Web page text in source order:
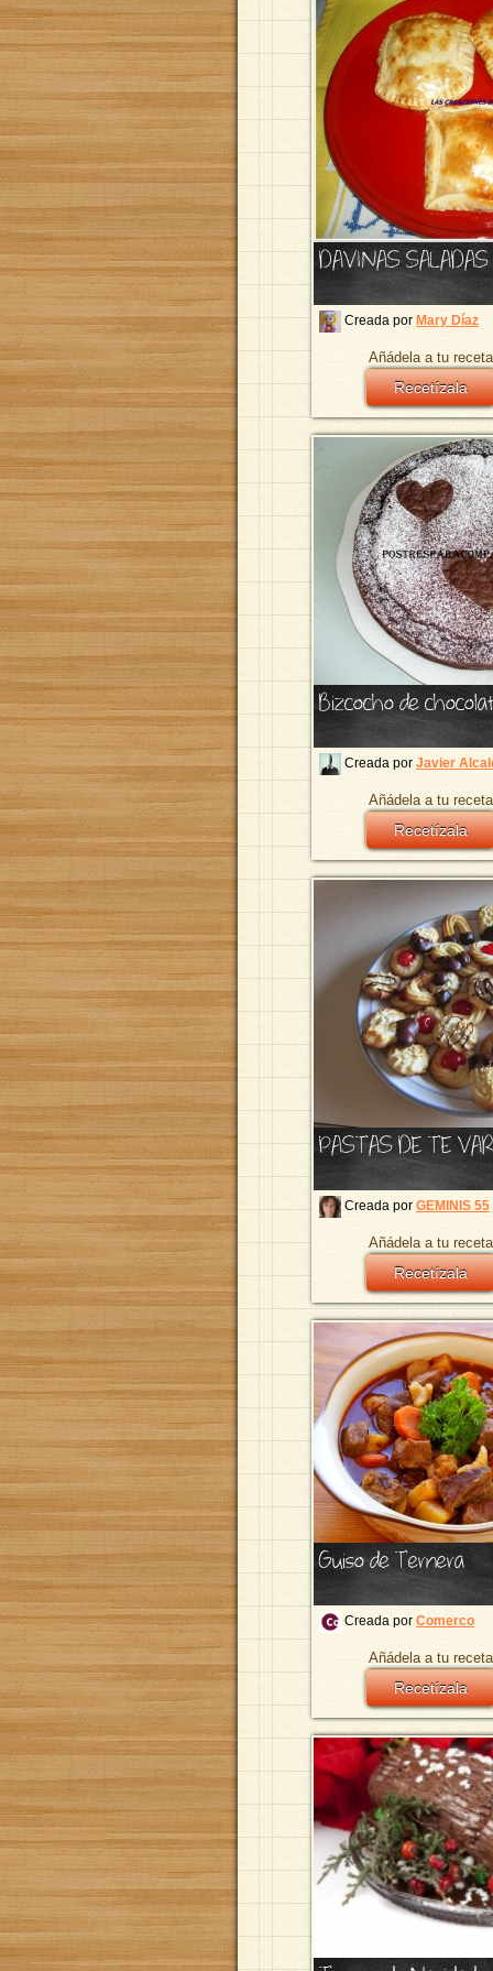
DAVINAS SALADAS
Creada por Mary Díaz
Añádela a tu
Recetízala
Bizcocho de
Creada por Javier
Añádela a tu
Recetízala
PASTAS DE TE
Creada por GEMINIS 55
Añádela a tu
Recetízala
Guiso de Ternera
Creada por Comerco
Añádela a tu
Recetízala